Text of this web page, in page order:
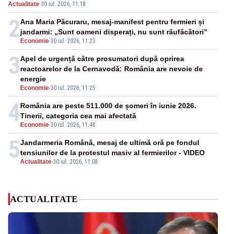
Actualitate·30 iul. 2026, 11:18
2 Economie-30 iul. 2026, 11:23
Ana Maria Păcuraru, mesaj-manifest pentru fermieri și
jandarmi: „Sunt oameni disperați, nu sunt răufăcători”
3
Economie-30 iul. 2026, 11:25
Apel de urgență către prosumatori după oprirea
reactoarelor de la Cernavodă: România are nevoie de
energie
4 Economie-30 iul. 2026, 11:48
România are peste 511.000 de șomeri în iunie 2026.
Tinerii, categoria cea mai afectată
5Actualitate-30 iul. 2026, 11:08
Jandarmeria Română, mesaj de ultimă oră pe fondul
tensiunilor de la protestul masiv al fermierilor - VIDEO
ACTUALITATE